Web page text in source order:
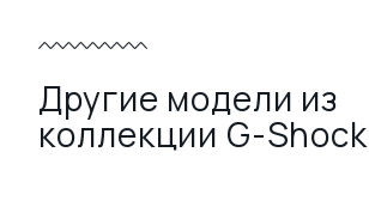
Другие модели из
коллекции G-Shock